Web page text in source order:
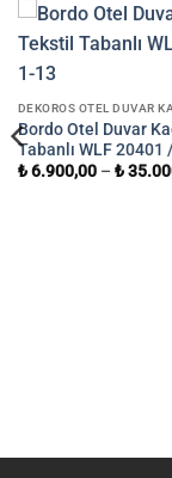
DEKOROS OTEL DUVAR
Bordo Otel Duvar
Tabanlı WLF 20401
₺6.900,00– ₺